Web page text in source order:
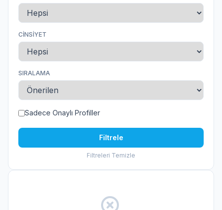
CINSIYET
SIRALAMA
Sadece Onaylı Profiller
Filtrele
Filtreleri Temizle